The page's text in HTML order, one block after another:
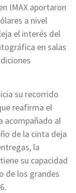
IMAX aportaron
a nivel
el interés del
en salas
su recorrido
reafirma el
acompañado al
de la cinta deja
la
su capacidad
de los grandes